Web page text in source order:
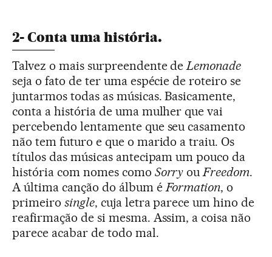
2- Conta uma história.
Talvez o mais surpreendente de Lemonade
seja o fato de ter uma espécie de roteiro se
juntarmos todas as músicas. Basicamente,
conta a história de uma mulher que vai
percebendo lentamente que seu casamento
não tem futuro e que o marido a traiu. Os
títulos das músicas antecipam um pouco da
história com nomes como Sorry ou Freedom.
A última canção do álbum é Formation, o
primeiro single, cuja letra parece um hino de
reafirmação de si mesma. Assim, a coisa não
parece acabar de todo mal.